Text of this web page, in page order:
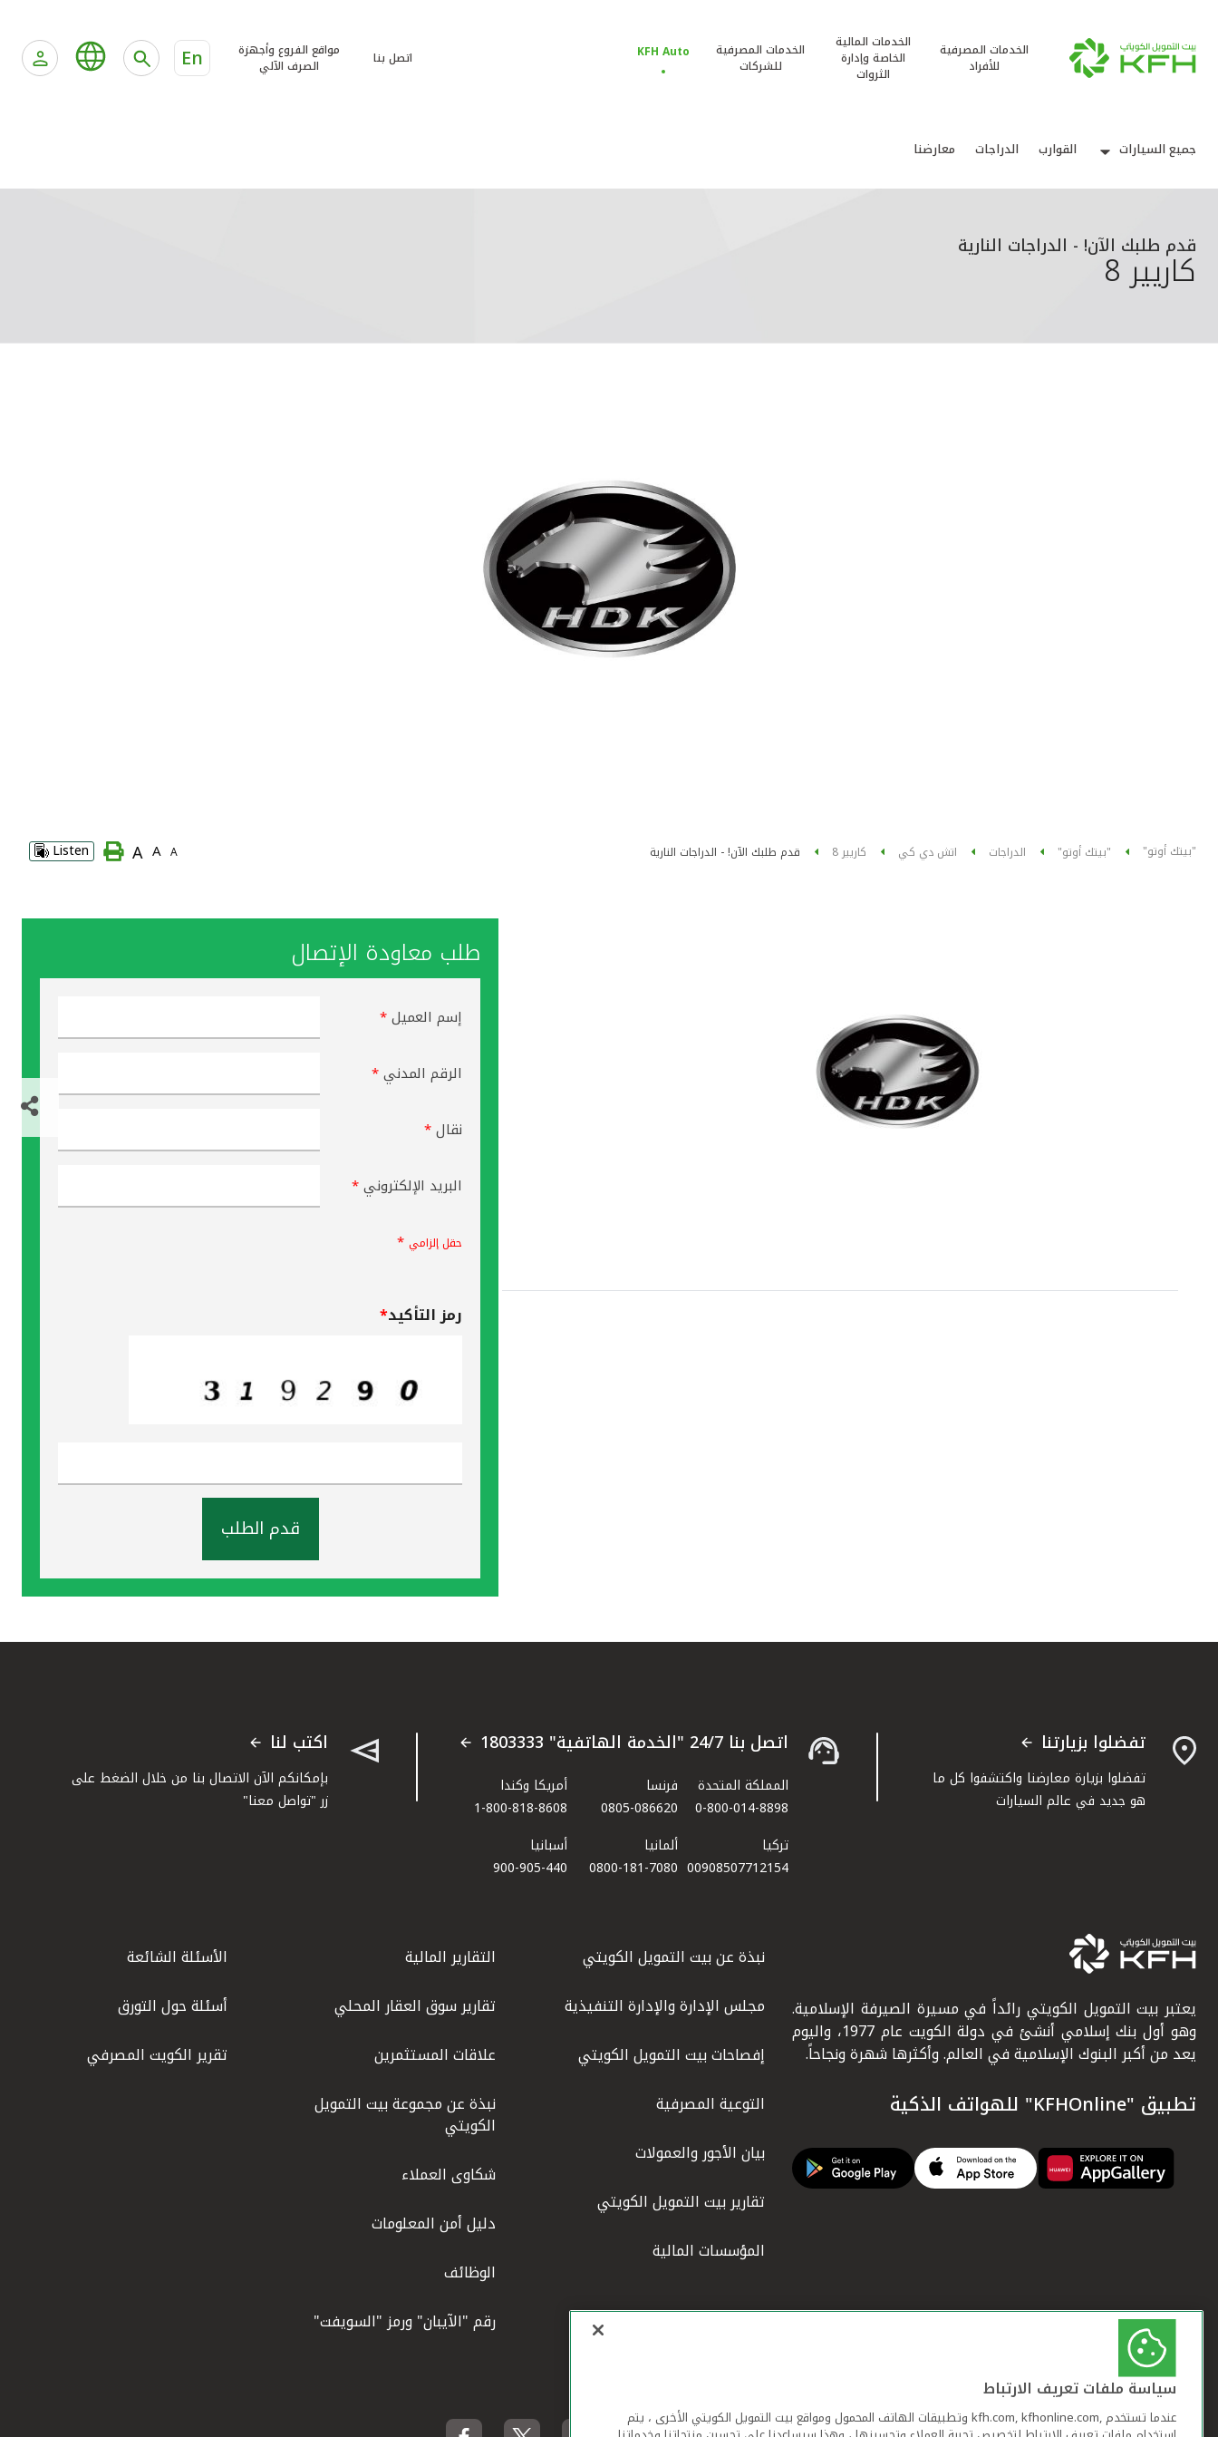
الخدمات المصرفية
للأفراد
الخدمات المالية
الخاصة وإدارة
الثروات
الخدمات المصرفية
للشركات
KFH Auto اتصل بنا
مواقع الفروع وأجهزة
الصرف الآلي
En
جميع السيارات القوارب الدراجات معارضنا
قدم طلبك الآن! - الدراجات النارية
كاريير 8
"بيتك أوتو" "بيتك أوتو" الدراجات اتش دي كي كاريير 8 قدم طلبك الآن! - الدراجات النارية A
A
A
Listen
طلب معاودة الإتصال
إسم العميل*
الرقم المدني*
نقال*
البريد الإلكتروني*
حقل إلزامي *
رمز التأكيد*
قدم الطلب
تفضلوا بزيارتنا
تفضلوا بزيارة معارضنا واكتشفوا كل ما
هو جديد في عالم السيارات
اتصل بنا 24/7 "الخدمة الهاتفية" 1803333
المملكة المتحدة
0-800-014-8898
فرنسا
0805-086620
أمريكا وكندا
1-800-818-8608
تركيا
00908507712154​
ألمانيا
0800-181-7080
أسبانيا
900-905-440
اكتب لنا
بإمكانكم الآن الاتصال بنا من خلال الضغط على
زر "تواصل معنا"
يعتبر بيت التمويل الكويتي رائداً في مسيرة الصيرفة الإسلامية.
وهو أول بنك إسلامي أنشئ في دولة الكويت عام 1977، واليوم
يعد من أكبر البنوك الإسلامية في العالم. وأكثرها شهرة ونجاحاً.
تطبيق "KFHOnline" للهواتف الذكية
نبذة عن بيت التمويل الكويتي
مجلس الإدارة والإدارة التنفيذية
إفصاحات بيت التمويل الكويتي
التوعية المصرفية
بيان الأجور والعمولات
تقارير بيت التمويل الكويتي
المؤسسات المالية
التقارير المالية
تقارير سوق العقار المحلي
علاقات المستثمرين
نبذة عن مجموعة بيت التمويل
الكويتي
شكاوى العملاء
دليل أمن المعلومات
الوظائف
رقم "الآيبان" ورمز "السويفت"
الأسئلة الشائعة
أسئلة حول التورق
تقرير الكويت المصرفي
سياسة ملفات تعريف الارتباط
عندما تستخدم ,kfh.com, kfhonline.com وتطبيقات الهاتف المحمول ومواقع بيت التمويل الكويتي الأخرى ، يتم